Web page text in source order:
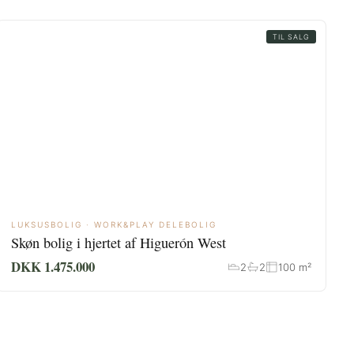
TIL SALG
LUKSUSBOLIG · WORK&PLAY DELEBOLIG
Skøn bolig i hjertet af Higuerón West
DKK 1.475.000 2 2 100 m²